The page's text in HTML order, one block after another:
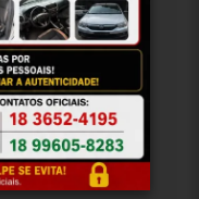
20
1000
Peugeot